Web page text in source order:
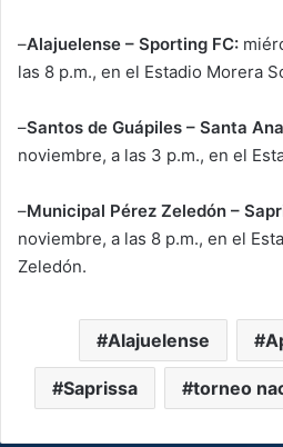
–Alajuelense – Sporting FC:
las 8 p.m., en el Estadio Morera
–Santos de Guápiles – Santa
noviembre, a las 3 p.m., en el
–Municipal Pérez Zeledón –
noviembre, a las 8 p.m., en el
Zeledón.
Alajuelense
Saprissa torneo